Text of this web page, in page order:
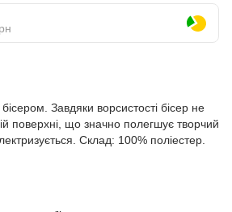
Завдяки ворсистості бісер не
поверхні, що значно полегшує творчий
Склад: 100% поліестер.